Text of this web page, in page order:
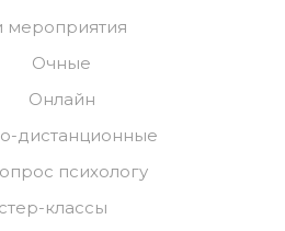
мероприятия
Очные
Онлайн
дистанционные
психологу
классы